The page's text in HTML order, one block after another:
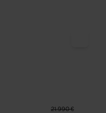
21.990 €